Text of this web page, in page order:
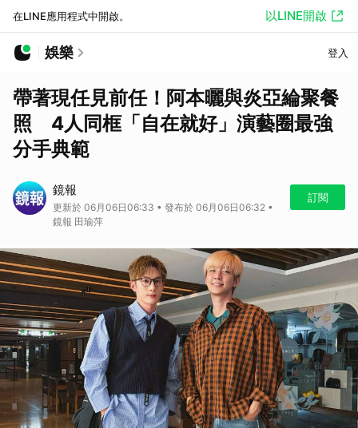
在LINE應用程式中開啟。 以LINE開啟
娛樂 登入
帶著現任見前任！阿本曬與炎亞綸聚餐
照 4人同框「自在就好」演藝圈最強
分手典範
鏡報
更新於 06月06日06:33 • 發布於 06月06日06:32 •
鏡報 田瑜萍
訂閱